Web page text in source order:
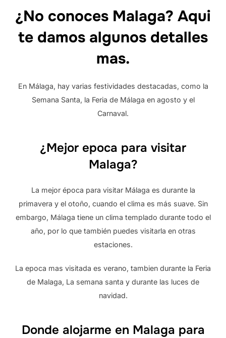
¿No conoces Malaga? Aqui
te damos algunos detalles
mas.
En Málaga, hay varias festividades destacadas, como la
Semana Santa, la Feria de Málaga en agosto y el
Carnaval.
¿Mejor epoca para visitar
Malaga?
La mejor época para visitar Málaga es durante la
primavera y el otoño, cuando el clima es más suave. Sin
embargo, Málaga tiene un clima templado durante todo el
año, por lo que también puedes visitarla en otras
estaciones.
La epoca mas visitada es verano, tambien durante la Feria
de Malaga, La semana santa y durante las luces de
navidad.
Donde alojarme en Malaga para